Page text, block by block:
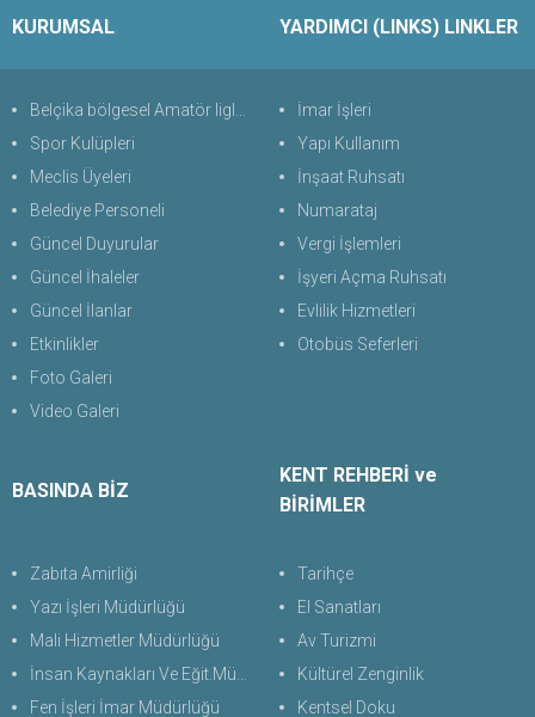
KURUMSAL
Belçika bölgesel Amatör liglerde Türk futbol takımları
Spor Kulüpleri
Meclis Üyeleri
Belediye Personeli
Güncel Duyurular
Güncel İhaleler
Güncel İlanlar
Etkinlikler
Foto Galeri
Video Galeri
YARDIMCI (LINKS) LINKLER
İmar İşleri
Yapı Kullanım
İnşaat Ruhsatı
Numarataj
Vergi İşlemleri
İşyeri Açma Ruhsatı
Evlilik Hizmetleri
Otobüs Seferleri
BASINDA BİZ
Zabıta Amirliği
Yazı İşleri Müdürlüğü
Mali Hizmetler Müdürlüğü
İnsan Kaynakları Ve Eğit.Müdürlüğü
Fen İşleri İmar Müdürlüğü
KENT REHBERİ ve
BİRİMLER
Tarihçe
El Sanatları
Av Turizmi
Kültürel Zenginlik
Kentsel Doku